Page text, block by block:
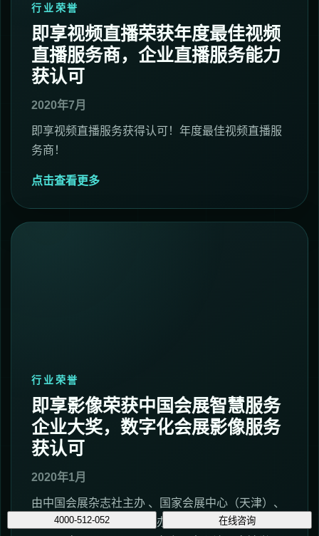
行业荣誉
即享视频直播荣获年度最佳视频
直播服务商，企业直播服务能力
获认可
2020年7月
即享视频直播服务获得认可！年度最佳视频直播服
务商！
点击查看更多
行业荣誉
即享影像荣获中国会展智慧服务
企业大奖，数字化会展影像服务
获认可
2020年1月
由中国会展杂志社主办 、国家会展中心（天津）、
展会企业家俱乐部联合主办的2019会展产业展洽会
4000-512-052 在线咨询